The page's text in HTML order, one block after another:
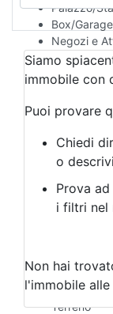
Palazzo/
Box/Garage
Negozi e
Qualsiasi
Attività/
Azienda
Bar/
Albergo
Negozio/
Agriturismo
Magazzini
Qualsiasi
Terreno
Terreno
Siamo
immobile con
Puoi provare
Chiedi
o
Prova
i filtri nel
Non hai
l'immobile alle